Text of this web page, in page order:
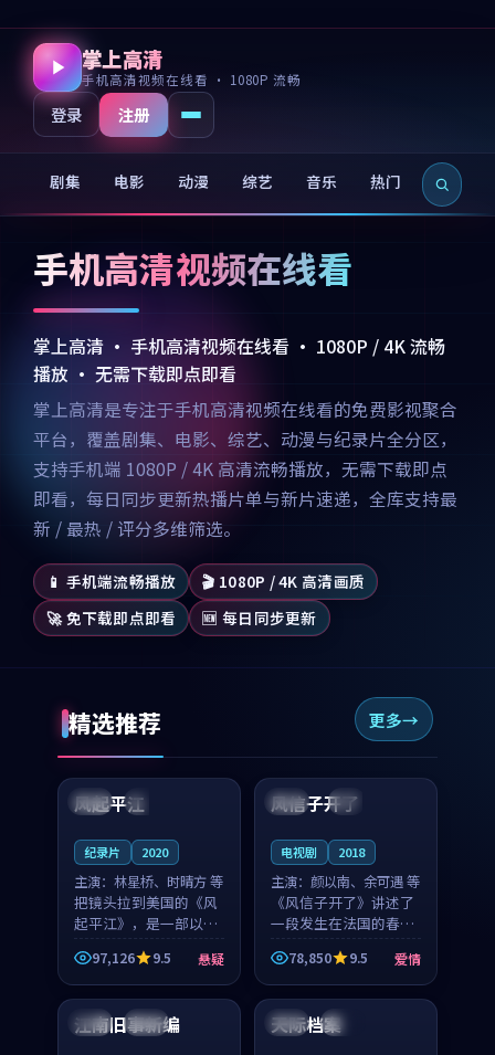
掌上高清
手机高清视频在线看 · 1080P 流畅
登录 注册
剧集 电影 动漫 综艺 音乐 热门 新片
手机高清视频在线看
掌上高清 · 手机高清视频在线看 · 1080P / 4K 流畅
播放 · 无需下载即点即看
掌上高清是专注于手机高清视频在线看的免费影视聚合
平台，覆盖剧集、电影、综艺、动漫与纪录片全分区，
支持手机端 1080P / 4K 高清流畅播放，无需下载即点
即看，每日同步更新热播片单与新片速递，全库支持最
新 / 最热 / 评分多维筛选。
📱 手机端流畅播放
🎬 1080P / 4K 高清画质
🚀 免下载即点即看
🆕 每日同步更新
精选推荐 更多
美国 完结
99:07
风起平江
纪录片 2020
主演： 林星桥、时晴方 等
把镜头拉到美国的《风
起平江》，是一部以时
光记忆为底色的悬疑作
品。林星桥和时晴方贡
献了2020年颇受关注的
合作演出，影片在情感
层次与现实质感之间
97,126 9.5 悬疑
法国 4K
99:21
风信子开了
电视剧 2018
主演： 颜以南、余可遇 等
《风信子开了》讲述了
一段发生在法国的春日
漫步故事。颜以南饰演
的主角与余可遇的角色
因一场意外卷入更深的
纠葛，爱情元素贯穿始
终，节奏稳健而富有张
78,850 9.5 爱情
日本 院线
江南旧事新编 中国 热播
天际档案